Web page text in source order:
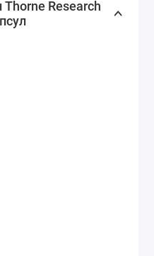
з лікарем
L-
Thorne Research